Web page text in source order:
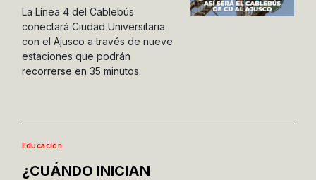
La Línea 4 del Cablebús
conectará Ciudad Universitaria
con el Ajusco a través de nueve
estaciones que podrán
recorrerse en 35 minutos.
Educación
¿CUÁNDO INICIAN